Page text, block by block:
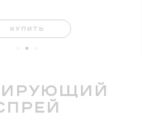
КУПИТЬ